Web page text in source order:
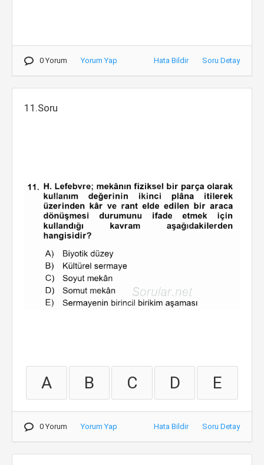
0 Yorum Yorum Yap Hata Bildir Soru Detay
11.Soru
A B C D E
0 Yorum Yorum Yap Hata Bildir Soru Detay